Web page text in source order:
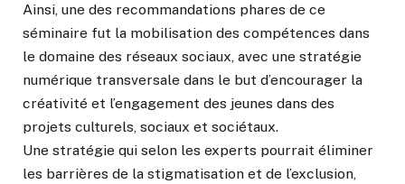
Ainsi, une des recommandations phares de ce
séminaire fut la mobilisation des compétences dans
le domaine des réseaux sociaux, avec une stratégie
numérique transversale dans le but d’encourager la
créativité et l’engagement des jeunes dans des
projets culturels, sociaux et sociétaux.
Une stratégie qui selon les experts pourrait éliminer
les barrières de la stigmatisation et de l’exclusion,